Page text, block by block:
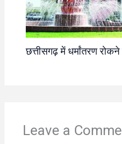
छत्तीसगढ़ में धर्मांतरण
Leave a